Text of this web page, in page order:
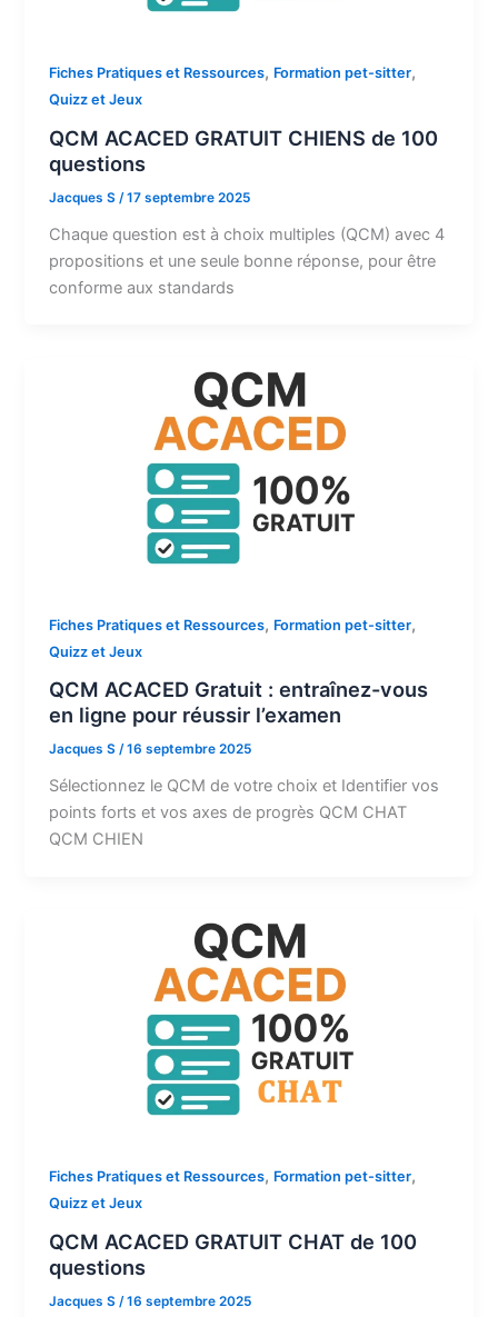
Fiches Pratiques et Ressources, Formation pet-sitter,
Quizz et Jeux
QCM ACACED GRATUIT CHIENS de 100
questions
Jacques S /17 septembre 2025
Chaque question est à choix multiples (QCM) avec 4
propositions et une seule bonne réponse, pour être
conforme aux standards
Fiches Pratiques et Ressources, Formation pet-sitter,
Quizz et Jeux
QCM ACACED Gratuit : entraînez-vous
en ligne pour réussir l’examen
Jacques S/16 septembre 2025
Sélectionnez le QCM de votre choix et Identifier vos
points forts et vos axes de progrès QCM CHAT
QCM CHIEN
Fiches Pratiques et Ressources, Formation pet-sitter,
Quizz et Jeux
QCM ACACED GRATUIT CHAT de 100
questions
Jacques S/16 septembre 2025